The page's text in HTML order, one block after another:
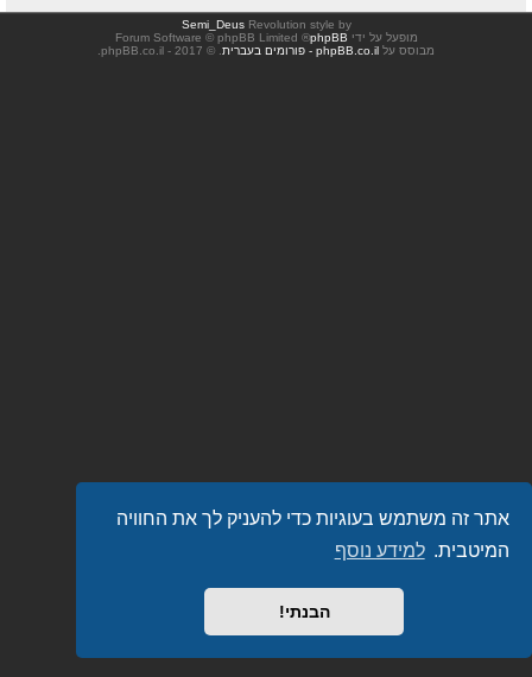
אתר זה משתמש בעוגיות כדי להעניק לך את החוויה
המיטבית. למידע נוסף
הבנתי!
Revolution style by
Semi_Deus
מופעל על ידי phpBB
® Forum Software © phpBB Limited
מבוסס על phpBB.co.il - פורומים בעברית . © 2017 - phpBB.co.il.